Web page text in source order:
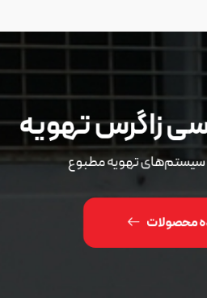
زاگرس تهویه
سیستم‌های تهویه مطبوع
محصولات